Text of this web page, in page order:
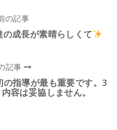
の記事
成長が素晴らしくて
記事
の指導が最も重要です。3
容は妥協しません。